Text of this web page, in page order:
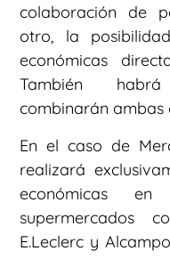
colaboración de
otro, la
económicas
También
combinarán ambas
En el caso de
realizará
económicas
supermercados
E.Leclerc y